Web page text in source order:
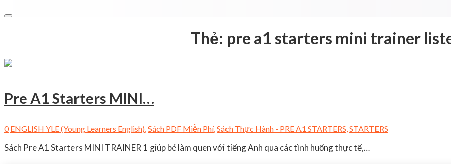
Thẻ: pre a1 starters mini trainer
Pre A1 Starters MINI…
0 ENGLISH YLE (Young Learners English),Sách PDF Miễn Phí,Sách Thực Hành - PRE A1 STARTERS,STARTERS
Sách Pre A1 Starters MINI TRAINER 1 giúp bé làm quen với tiếng Anh qua các tình huống thực tế,…